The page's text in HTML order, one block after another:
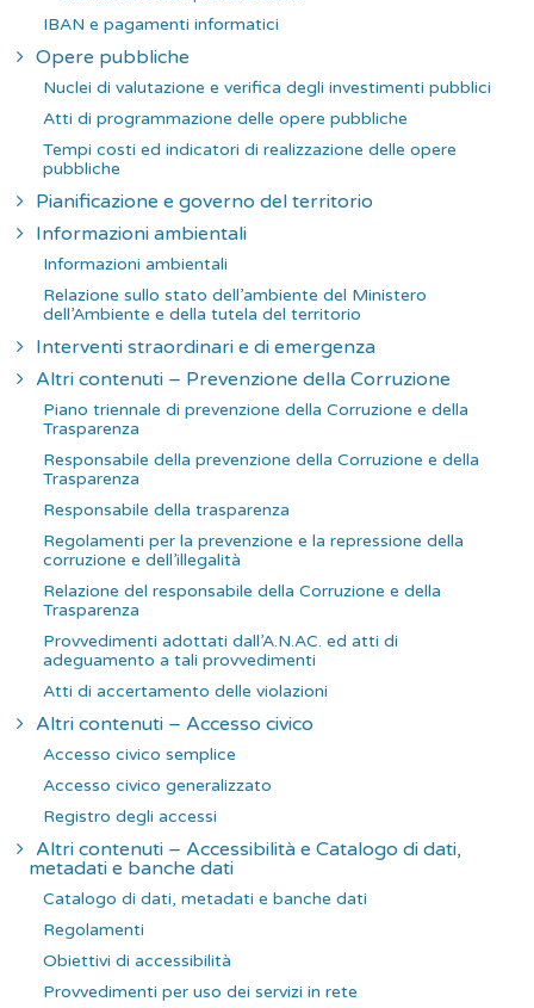
IBAN e pagamenti informatici
Opere pubbliche
Nuclei di valutazione e verifica degli investimenti pubblici
Atti di programmazione delle opere pubbliche
Tempi costi ed indicatori di realizzazione delle opere
pubbliche
Pianificazione e governo del territorio
Informazioni ambientali
Informazioni ambientali
Relazione sullo stato dell’ambiente del Ministero
dell’Ambiente e della tutela del territorio
Interventi straordinari e di emergenza
Altri contenuti – Prevenzione della Corruzione
Piano triennale di prevenzione della Corruzione e della
Trasparenza
Responsabile della prevenzione della Corruzione e della
Trasparenza
Responsabile della trasparenza
Regolamenti per la prevenzione e la repressione della
corruzione e dell’illegalità
Relazione del responsabile della Corruzione e della
Trasparenza
Provvedimenti adottati dall’A.N.AC. ed atti di
adeguamento a tali provvedimenti
Atti di accertamento delle violazioni
Altri contenuti – Accesso civico
Accesso civico semplice
Accesso civico generalizzato
Registro degli accessi
Altri contenuti – Accessibilità e Catalogo di dati,
metadati e banche dati
Catalogo di dati, metadati e banche dati
Regolamenti
Obiettivi di accessibilità
Provvedimenti per uso dei servizi in rete